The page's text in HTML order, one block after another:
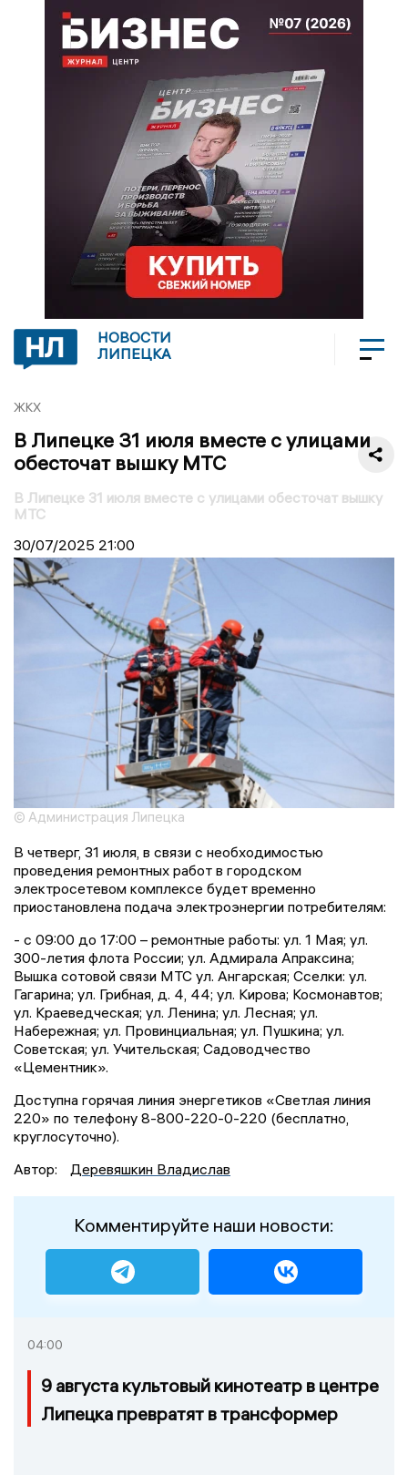
НОВОСТИ
ЛИПЕЦКА
ЖКХ
В Липецке 31 июля вместе с улицами
обесточат вышку МТС
В Липецке 31 июля вместе с улицами обесточат вышку
МТС
30/07/2025 21:00
© Администрация Липецка
В четверг, 31 июля, в связи с необходимостью
проведения ремонтных работ в городском
электросетевом комплексе будет временно
приостановлена подача электроэнергии потребителям:
- с 09:00 до 17:00 – ремонтные работы: ул. 1 Мая; ул.
300-летия флота России; ул. Адмирала Апраксина;
Вышка сотовой связи МТС ул. Ангарская; Сселки: ул.
Гагарина; ул. Грибная, д. 4, 44; ул. Кирова; Космонавтов;
ул. Краеведческая; ул. Ленина; ул. Лесная; ул.
Набережная; ул. Провинциальная; ул. Пушкина; ул.
Советская; ул. Учительская; Садоводчество
«Цементник».
Доступна горячая линия энергетиков «Светлая линия
220» по телефону 8-800-220-0-220 (бесплатно,
круглосуточно).
Автор:
Деревяшкин Владислав
Комментируйте наши новости:
04:00
9 августа культовый кинотеатр в центре
Липецка превратят в трансформер